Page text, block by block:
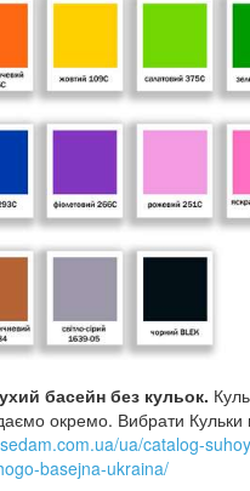
басейн без кульок.
окремо. Вибрати
ua/catalog-
basejna-ukraina/